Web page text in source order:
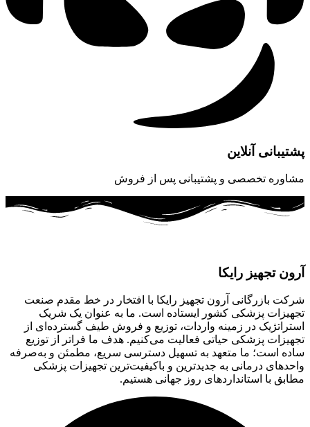
پشتیبانی آنلاین
مشاوره تخصصی و پشتیبانی پس از فروش
آرون تجهیز رایکا
شرکت بازرگانی آرون تجهیز رایکا با افتخار در خط مقدم صنعت
تجهیزات پزشکی کشور ایستاده است. ما به عنوان یک شریک
استراتژیک در زمینه واردات، توزیع و فروش طیف گسترده‌ای از
تجهیزات پزشکی حیاتی فعالیت می‌کنیم. هدف ما فراتر از توزیع
ساده است؛ ما متعهد به تسهیل دسترسی سریع، مطمئن و به‌صرفه
واحدهای درمانی به جدیدترین و باکیفیت‌ترین تجهیزات پزشکی
مطابق با استانداردهای روز جهانی هستیم.